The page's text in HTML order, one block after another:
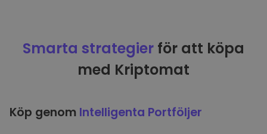
Smarta strategier för att köpa
med Kriptomat
Köp genom Intelligenta Portföljer